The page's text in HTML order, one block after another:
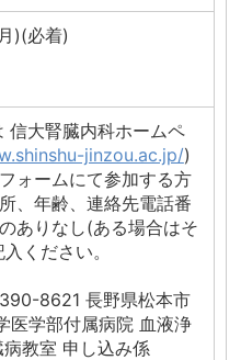
)(必着)
信大腎臓内科ホームペ
jinzou.ac.jp/)
ォームにて参加する方
、年齢、連絡先電話番
ありなし(ある場合はそ
ください。
8621 長野県松本市
医学部付属病院 血液浄
教室 申し込み係